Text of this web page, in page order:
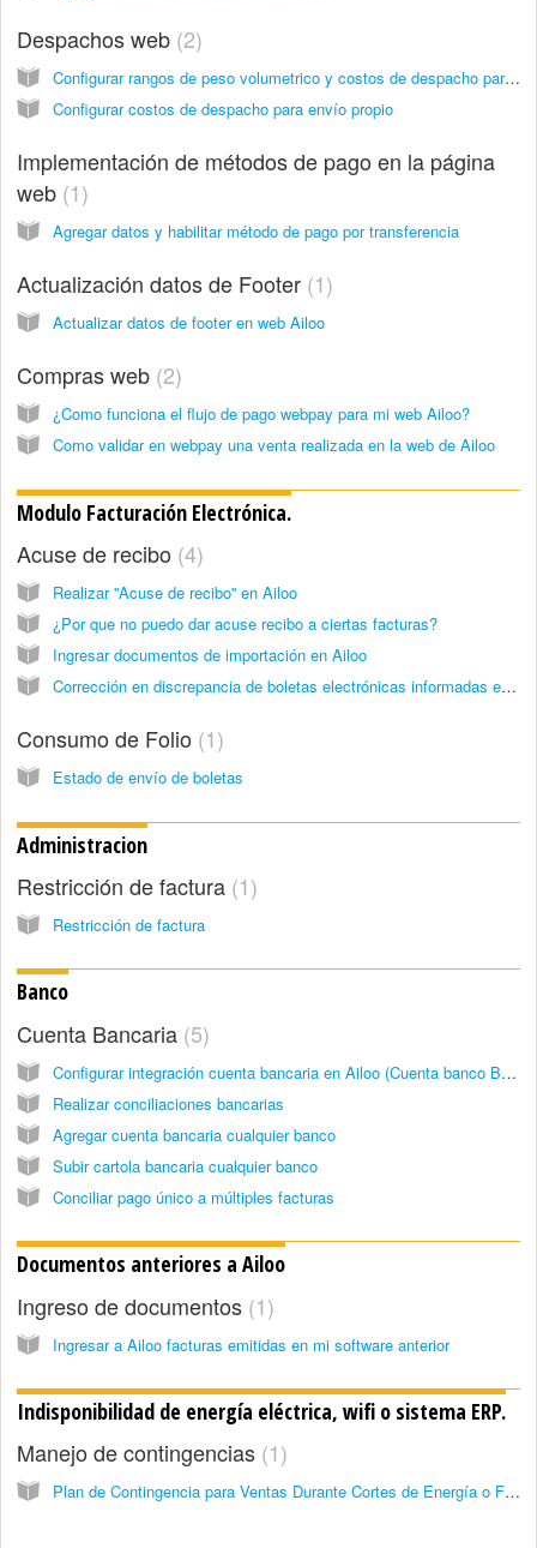
Despachos web 2
Configurar rangos de peso volumetrico y costos de despacho para envío propio
Configurar costos de despacho para envío propio
Implementación de métodos de pago en la página
web 1
Agregar datos y habilitar método de pago por transferencia
Actualización datos de Footer 1
Actualizar datos de footer en web Ailoo
Compras web 2
¿Como funciona el flujo de pago webpay para mi web Ailoo?
Como validar en webpay una venta realizada en la web de Ailoo
Modulo Facturación Electrónica.
Acuse de recibo 4
Realizar ''Acuse de recibo'' en Ailoo
¿Por que no puedo dar acuse recibo a ciertas facturas?
Ingresar documentos de importación en Ailoo
Corrección en discrepancia de boletas electrónicas informadas en SII vs Ailoo
Consumo de Folio 1
Estado de envío de boletas
Administracion
Restricción de factura 1
Restricción de factura
Banco
Cuenta Bancaria 5
Configurar integración cuenta bancaria en Ailoo (Cuenta banco BCI)
Realizar conciliaciones bancarias
Agregar cuenta bancaria cualquier banco
Subir cartola bancaria cualquier banco
Conciliar pago único a múltiples facturas
Documentos anteriores a Ailoo
Ingreso de documentos 1
Ingresar a Ailoo facturas emitidas en mi software anterior
Indisponibilidad de energía eléctrica, wifi o sistema ERP.
Manejo de contingencias 1
Plan de Contingencia para Ventas Durante Cortes de Energía o Fallas del Sistema